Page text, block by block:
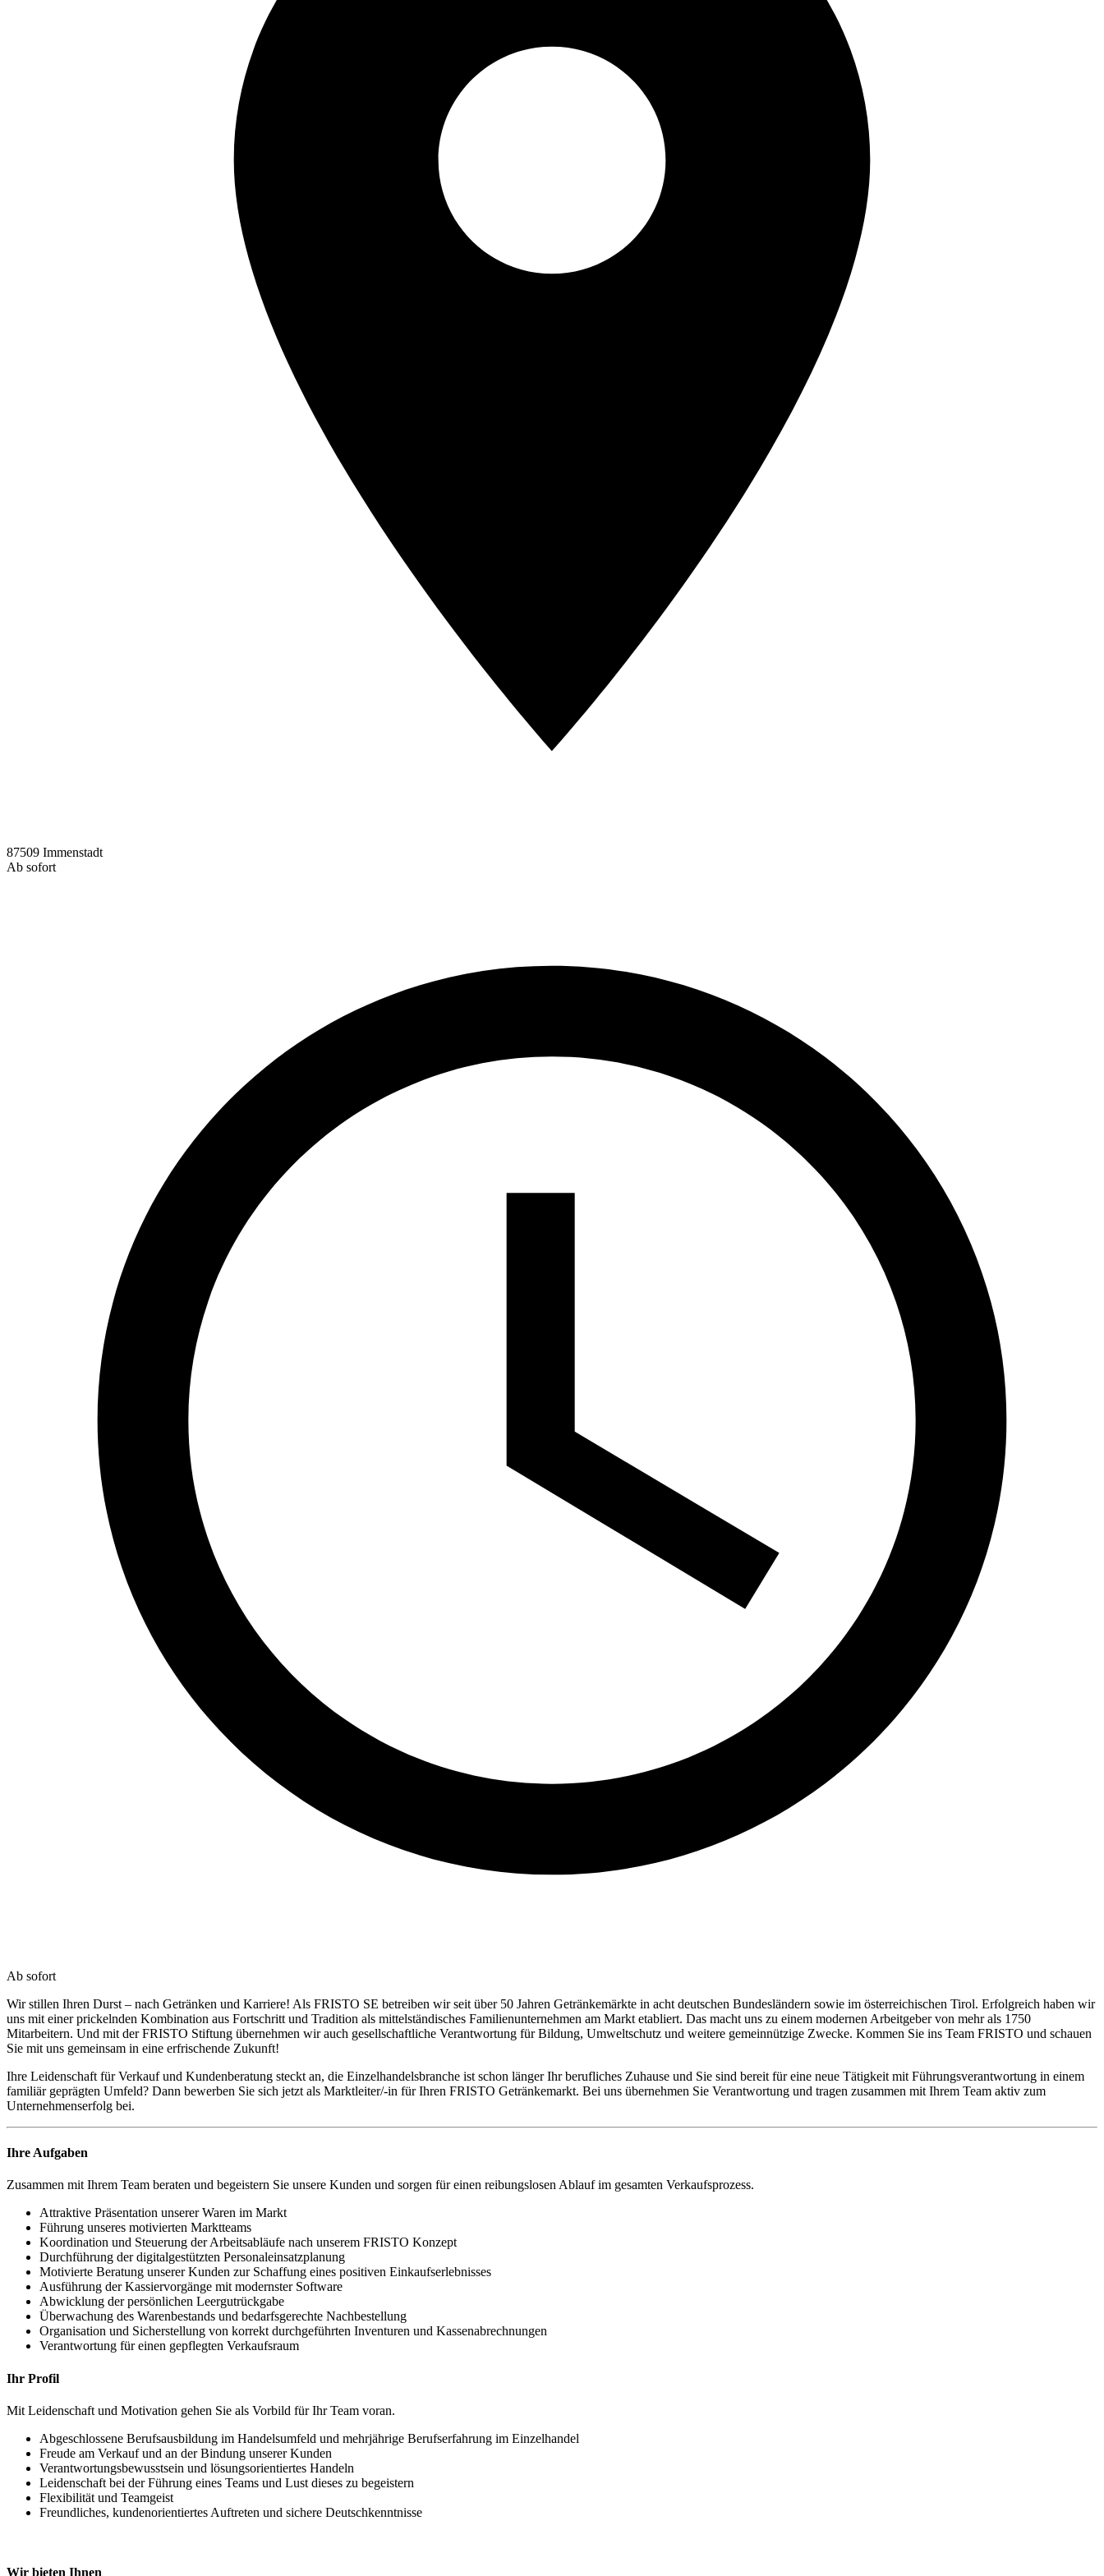
87509 Immenstadt
Ab sofort
Ab sofort
Wir stillen Ihren Durst – nach Getränken und Karriere! Als FRISTO SE betreiben wir seit über 50 Jahren Getränkemärkte in acht deutschen Bundesländern sowie im österreichischen Tirol. Erfolgreich haben wir
uns mit einer prickelnden Kombination aus Fortschritt und Tradition als mittelständisches Familienunternehmen am Markt etabliert. Das macht uns zu einem modernen Arbeitgeber von mehr als 1750
Mitarbeitern. Und mit der FRISTO Stiftung übernehmen wir auch gesellschaftliche Verantwortung für Bildung, Umweltschutz und weitere gemeinnützige Zwecke. Kommen Sie ins Team FRISTO und schauen
Sie mit uns gemeinsam in eine erfrischende Zukunft!
Ihre Leidenschaft für Verkauf und Kundenberatung steckt an, die Einzelhandelsbranche ist schon länger Ihr berufliches Zuhause und Sie sind bereit für eine neue Tätigkeit mit Führungsverantwortung in einem
familiär geprägten Umfeld? Dann bewerben Sie sich jetzt als Marktleiter/-in für Ihren FRISTO Getränkemarkt. Bei uns übernehmen Sie Verantwortung und tragen zusammen mit Ihrem Team aktiv zum
Unternehmenserfolg bei.
Ihre Aufgaben
Zusammen mit Ihrem Team beraten und begeistern Sie unsere Kunden und sorgen für einen reibungslosen Ablauf im gesamten Verkaufsprozess.
Attraktive Präsentation unserer Waren im Markt
Führung unseres motivierten Marktteams
Koordination und Steuerung der Arbeitsabläufe nach unserem FRISTO Konzept
Durchführung der digitalgestützten Personaleinsatzplanung
Motivierte Beratung unserer Kunden zur Schaffung eines positiven Einkaufserlebnisses
Ausführung der Kassiervorgänge mit modernster Software
Abwicklung der persönlichen Leergutrückgabe
Überwachung des Warenbestands und bedarfsgerechte Nachbestellung
Organisation und Sicherstellung von korrekt durchgeführten Inventuren und Kassenabrechnungen
Verantwortung für einen gepflegten Verkaufsraum
Ihr Profil
Mit Leidenschaft und Motivation gehen Sie als Vorbild für Ihr Team voran.
Abgeschlossene Berufsausbildung im Handelsumfeld und mehrjährige Berufserfahrung im Einzelhandel
Freude am Verkauf und an der Bindung unserer Kunden
Verantwortungsbewusstsein und lösungsorientiertes Handeln
Leidenschaft bei der Führung eines Teams und Lust dieses zu begeistern
Flexibilität und Teamgeist
Freundliches, kundenorientiertes Auftreten und sichere Deutschkenntnisse
Wir bieten Ihnen